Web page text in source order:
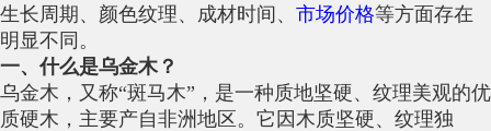
生长周期、颜色纹理、成材时间、 市场价格等方面存在
明显不同。
一、什么是乌金木？
乌金木，又称“斑马木”，是一种质地坚硬、纹理美观的优
质硬木，主要产自非洲地区。它因木质坚硬、纹理独